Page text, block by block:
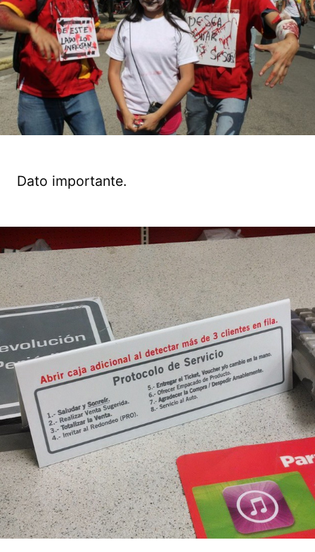
Dato importante.